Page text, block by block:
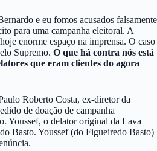
e eu fomos acusados falsamente
para uma campanha eleitoral. A
enorme espaço na imprensa. O caso
Supremo. O que há contra nós está
que eram clientes do agora
Roberto Costa, ex-diretor da
de doação de campanha
Youssef, o delator original da Lava
Basto. Youssef (do Figueiredo Basto)